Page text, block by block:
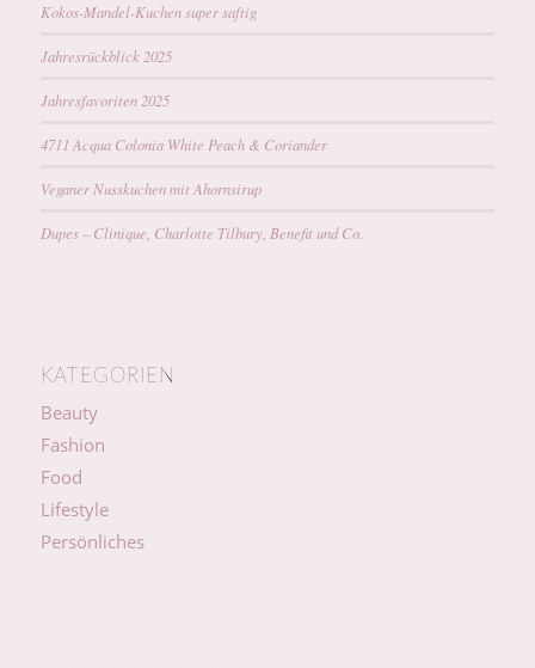
Kokos-Mandel-Kuchen super saftig
Jahresrückblick 2025
Jahresfavoriten 2025
4711 Acqua Colonia White Peach & Coriander
Veganer Nusskuchen mit Ahornsirup
Dupes – Clinique, Charlotte Tilbury, Benefit und Co.
KATEGORIEN
Beauty
Fashion
Food
Lifestyle
Persönliches